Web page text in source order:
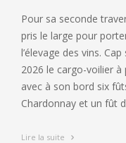
Pour sa seconde
pris le large pour
l’élevage des vins.
2026 le cargo-voilier
avec à son bord six
Chardonnay et un fût
Lire la suite